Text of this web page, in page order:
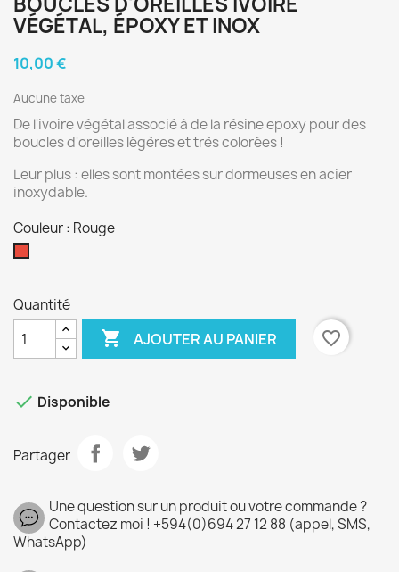
VÉGÉTAL, ÉPOXY ET INOX
10,00 €
Aucune taxe
De l'ivoire végétal associé à de la résine epoxy pour des
boucles d'oreilles légères et très colorées !
Leur plus : elles sont montées sur dormeuses en acier
inoxydable.
Couleur : Rouge
Quantité
 AJOUTER AU PANIER favorite_border
 Disponible
Partager
Une question sur un produit ou votre commande ?
Contactez moi ! +594(0)694 27 12 88 (appel, SMS,
WhatsApp)